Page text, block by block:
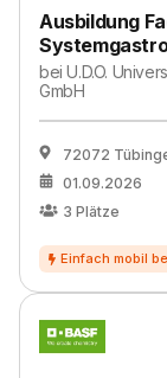
Ausbildung
beiU.D.O.
GmbH
72072
01.09.2026
3 Plätze